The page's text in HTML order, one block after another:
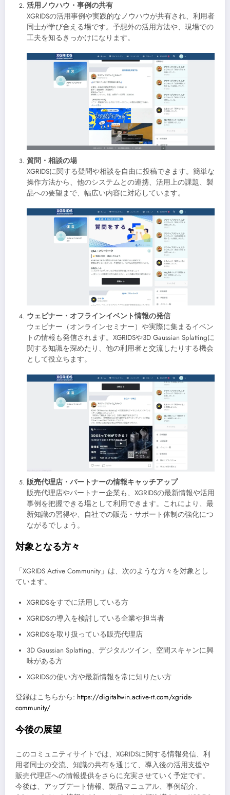
活用ノウハウ・事例の共有
XGRIDSの活用事例や実践的なノウハウが共有され、利用者
同士が学び合える場です。予想外の活用方法や、現場での
工夫を知るきっかけになります。
質問・相談の場
XGRIDSに関する疑問や相談を自由に投稿できます。簡単な
操作方法から、他のシステムとの連携、活用上の課題、製
品への要望まで、幅広い内容に対応しています。
ウェビナー・オフラインイベント情報の発信
ウェビナー（オンラインセミナー）や実際に集まるイベン
トの情報も発信されます。XGRIDSや3D Gaussian Splattingに
関する知識を深めたり、他の利用者と交流したりする機会
として役立ちます。
販売代理店・パートナーの情報キャッチアップ
販売代理店やパートナー企業も、XGRIDSの最新情報や活用
事例を把握できる場として利用できます。これにより、最
新知識の習得や、自社での販売・サポート体制の強化につ
ながるでしょう。
対象となる方々
「XGRIDS Active Community」は、次のような方々を対象とし
ています。
XGRIDSをすでに活用している方
XGRIDSの導入を検討している企業や担当者
XGRIDSを取り扱っている販売代理店
3D Gaussian Splatting、デジタルツイン、空間スキャンに興
味がある方
XGRIDSの使い方や最新情報を常に知りたい方
登録はこちらから: https://digitaltwin.active-rt.com/xgrids-
community/
今後の展望
このコミュニティサイトでは、XGRIDSに関する情報発信、利
用者同士の交流、知識の共有を通じて、導入後の活用支援や
販売代理店への情報提供をさらに充実させていく予定です。
今後は、アップデート情報、製品マニュアル、事例紹介、